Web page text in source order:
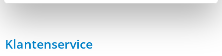
Klantenservice